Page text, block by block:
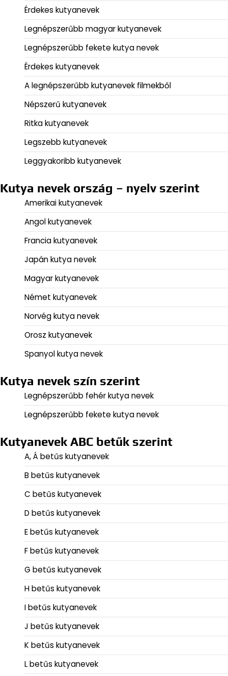
Érdekes kutyanevek
Legnépszerűbb magyar kutyanevek
Legnépszerűbb fekete kutya nevek
Érdekes kutyanevek
A legnépszerűbb kutyanevek filmekből
Népszerű kutyanevek
Ritka kutyanevek
Legszebb kutyanevek
Leggyakoribb kutyanevek
Kutya nevek ország – nyelv szerint
Amerikai kutyanevek
Angol kutyanevek
Francia kutyanevek
Japán kutya nevek
Magyar kutyanevek
Német kutyanevek
Norvég kutya nevek
Orosz kutyanevek
Spanyol kutya nevek
Kutya nevek szín szerint
Legnépszerűbb fehér kutya nevek
Legnépszerűbb fekete kutya nevek
Kutyanevek ABC betűk szerint
A, Á betűs kutyanevek
B betűs kutyanevek
C betűs kutyanevek
D betűs kutyanevek
E betűs kutyanevek
F betűs kutyanevek
G betűs kutyanevek
H betűs kutyanevek
I betűs kutyanevek
J betűs kutyanevek
K betűs kutyanevek
L betűs kutyanevek